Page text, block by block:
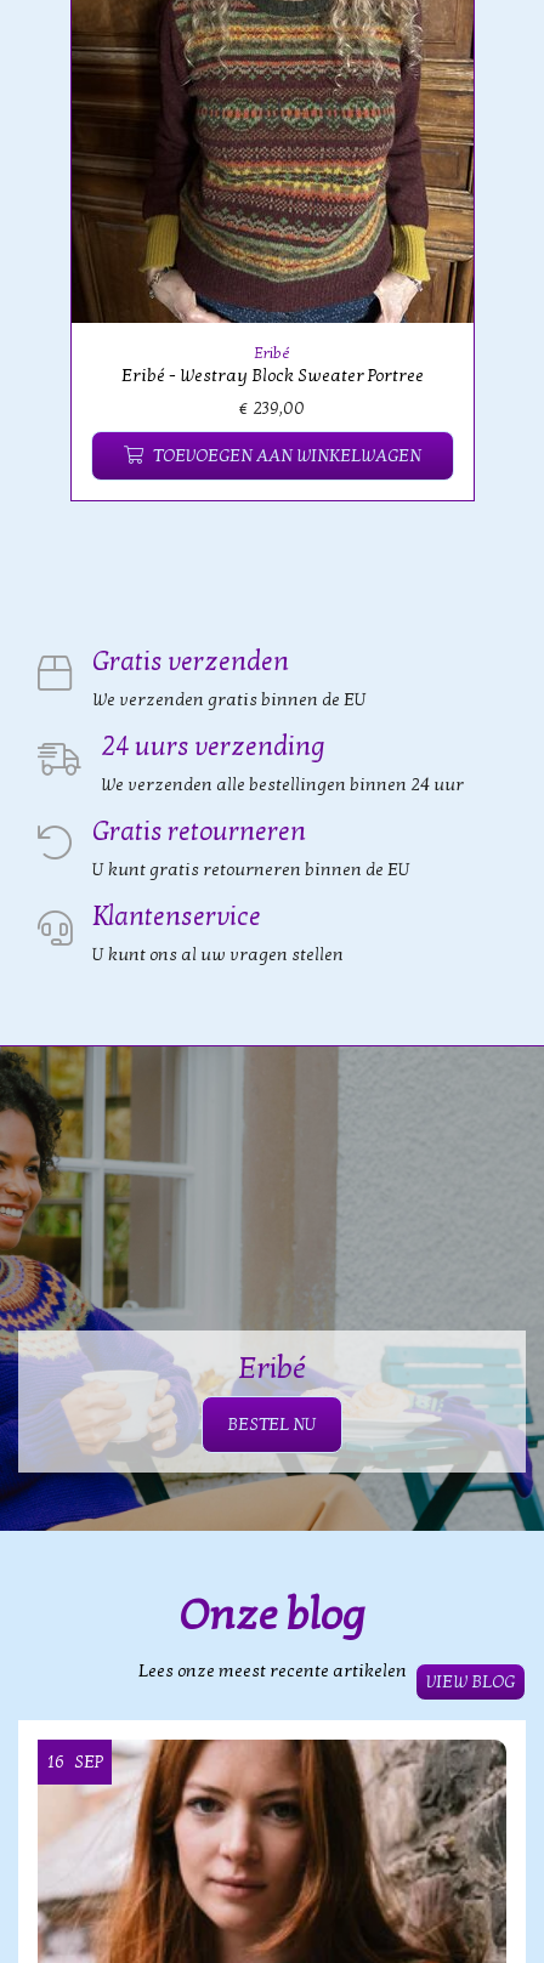
Eribé
Eribé - Westray Block Sweater Portree
€ 239,00
TOEVOEGEN AAN WINKELWAGEN
Gratis verzenden
We verzenden gratis binnen de EU
24 uurs verzending
We verzenden alle bestellingen binnen 24 uur
Gratis retourneren
U kunt gratis retourneren binnen de EU
Klantenservice
U kunt ons al uw vragen stellen
Eribé
BESTEL NU
Onze blog
Lees onze meest recente artikelen
VIEW BLOG
16 SEP